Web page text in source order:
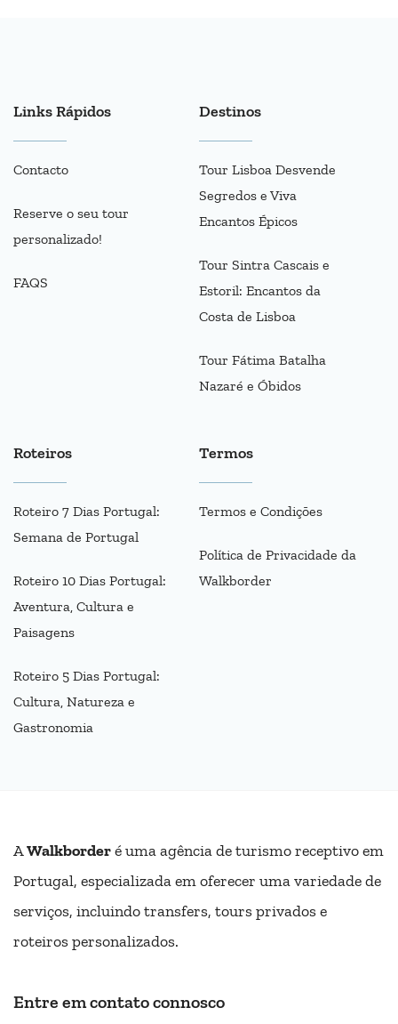
Links Rápidos
Contacto
Reserve o seu tour
personalizado!
FAQS
Destinos
Tour Lisboa Desvende
Segredos e Viva
Encantos Épicos
Tour Sintra Cascais e
Estoril: Encantos da
Costa de Lisboa
Tour Fátima Batalha
Nazaré e Óbidos
Roteiros
Roteiro 7 Dias Portugal:
Semana de Portugal
Roteiro 10 Dias Portugal:
Aventura, Cultura e
Paisagens
Roteiro 5 Dias Portugal:
Cultura, Natureza e
Gastronomia
Termos
Termos e Condições
Política de Privacidade da
Walkborder
AWalkborderé uma agência de turismo receptivo em
Portugal, especializada em oferecer uma variedade de
serviços, incluindo transfers, tours privados e
roteiros personalizados.
Entre em contato connosco